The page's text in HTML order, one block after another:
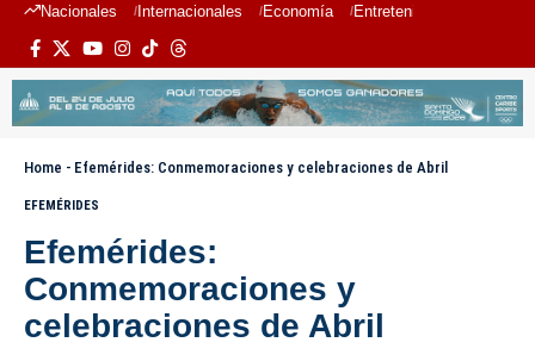
Nacionales Internacionales Economía Entretenimiento
Home - Efemérides: Conmemoraciones y celebraciones de Abril
EFEMÉRIDES
Efemérides:
Conmemoraciones y
celebraciones de Abril